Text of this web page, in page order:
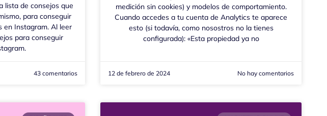
lista de consejos que
para conseguir
en Instagram. Al leer
para conseguir
43 comentarios
medición sin cookies) y modelos de comportamiento.
Cuando accedes a tu cuenta de Analytics te aparece
esto (si todavía, como nosostros no la tienes
configurada): «Esta propiedad ya no
12 de febrero de 2024 No hay comentarios